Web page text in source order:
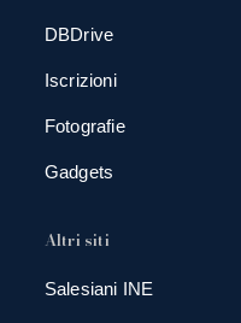
DBDrive
Iscrizioni
Fotografie
Gadgets
Altri siti
Salesiani INE